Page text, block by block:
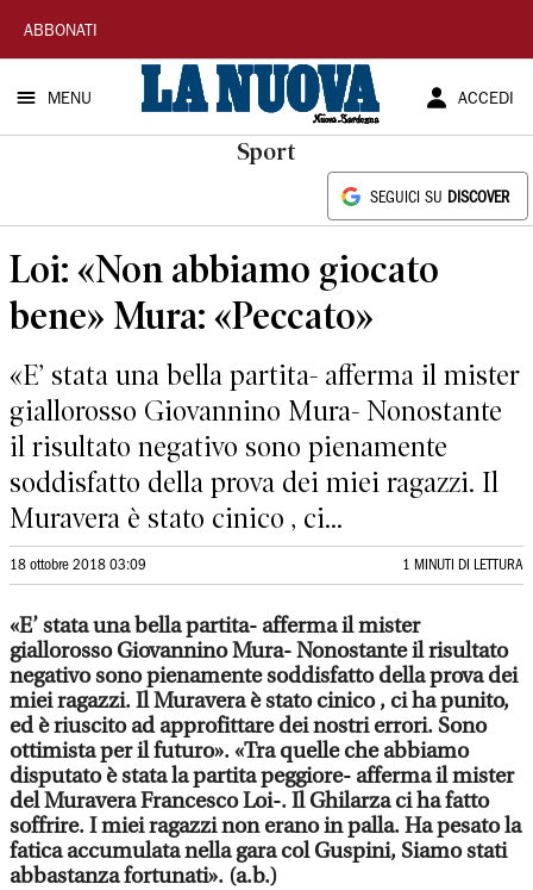
La
Nuova
Sardegna
ABBONATI
MENU ACCEDI
Sport
SEGUICI SU DISCOVER
Loi: «Non abbiamo giocato
bene» Mura: «Peccato»
«E’ stata una bella partita- afferma il mister
giallorosso Giovannino Mura- Nonostante
il risultato negativo sono pienamente
soddisfatto della prova dei miei ragazzi. Il
Muravera è stato cinico , ci...
18 ottobre 2018 03:09 1 MINUTI DI LETTURA
«E’ stata una bella partita- afferma il mister
giallorosso Giovannino Mura- Nonostante il risultato
negativo sono pienamente soddisfatto della prova dei
miei ragazzi. Il Muravera è stato cinico , ci ha punito,
ed è riuscito ad approfittare dei nostri errori. Sono
ottimista per il futuro». «Tra quelle che abbiamo
disputato è stata la partita peggiore- afferma il mister
del Muravera Francesco Loi-. Il Ghilarza ci ha fatto
soffrire. I miei ragazzi non erano in palla. Ha pesato la
fatica accumulata nella gara col Guspini, Siamo stati
abbastanza fortunati». (a.b.)